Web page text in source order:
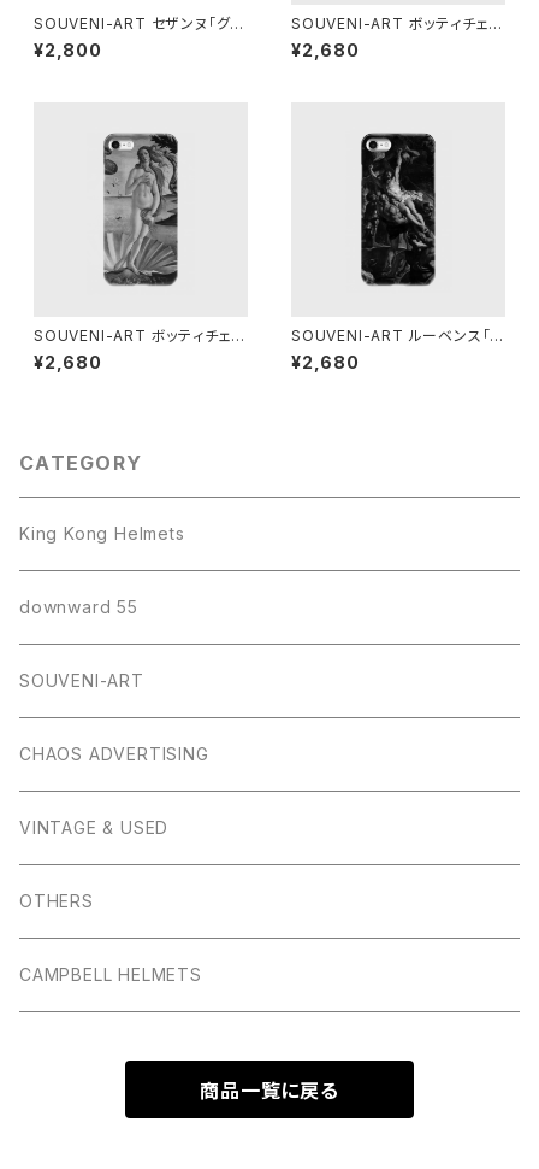
SOUVENI-ART セザンヌ「グッ
ドフェローズ - カード遊びをす
る人々」 トートバッグ
¥2,800
SOUVENI-ART ボッティチェリ
「プリマヴェーラ」 スマホケース
BLACK EDITION
¥2,680
SOUVENI-ART ボッティチェリ
「ヴィーナスの誕生」 スマホケー
ス BLACK EDITION
¥2,680
SOUVENI-ART ルーベンス「キ
リスト昇架」 スマホケース BLA
CK EDITION
¥2,680
CATEGORY
King Kong Helmets
downward 55
SOUVENI-ART
CHAOS ADVERTISING
VINTAGE & USED
OTHERS
CAMPBELL HELMETS
商品一覧に戻る